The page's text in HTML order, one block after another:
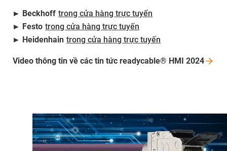
► Beckhoff trong cửa hàng trực tuyến
► Festo trong cửa hàng trực tuyến
► Heidenhain trong cửa hàng trực tuyến
Video thông tin về các tin tức readycable® HMI 2024